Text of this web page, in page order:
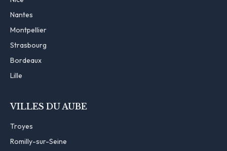
Nantes
Montpellier
Strasbourg
Bordeaux
Lille
VILLES DU AUBE
Troyes
Romilly-sur-Seine